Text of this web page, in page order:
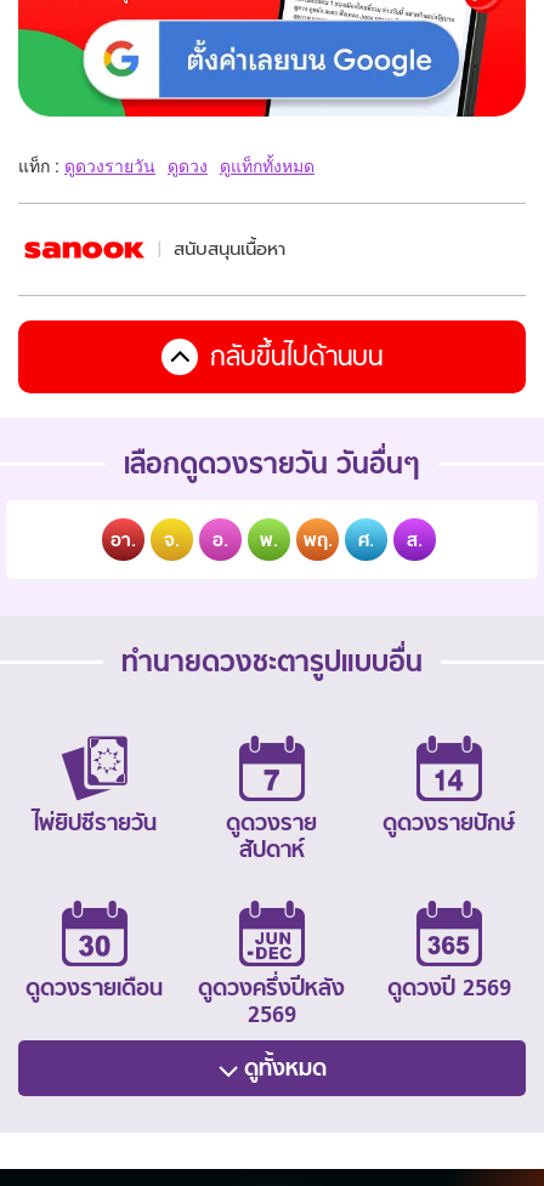
แท็ก : ดูดวงรายวัน ดูดวง ดูแท็กทั้งหมด
สนับสนุนเนื้อหา
กลับขึ้นไปด้านบน
เลือกดูดวงรายวัน วันอื่นๆ
อา. จ. อ. พ. พฤ. ศ. ส.
ทำนายดวงชะตารูปแบบอื่น
ไพ่ยิปซีรายวัน
ดูดวงราย
สัปดาห์
ดูดวงรายปักษ์
ดูดวงรายเดือน
ดูดวงครึ่งปีหลัง
2569
ดูดวงปี 2569
ดูทั้งหมด